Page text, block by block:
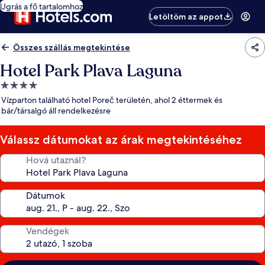
Ugrás a fő tartalomhoz
Letöltöm az appot
Összes szállás megtekintése
Hotel Park Plava Laguna
4.0
csillagos
szálláshely
Vízparton található hotel Poreč területén, ahol 2 éttermek és
bár/társalgó áll rendelkezésre
Válassz dátumokat az árak megtekintéséhez
Hová utaznál?
Dátumok
Vendégek